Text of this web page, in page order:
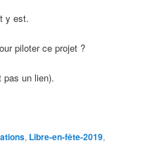
y est.
piloter ce projet ?
pas un lien).
, Libre-en-fête-2019,